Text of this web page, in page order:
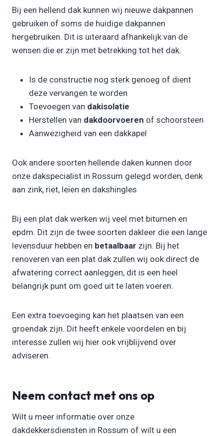
Bij een hellend dak kunnen wij nieuwe dakpannen
gebruiken of soms de huidige dakpannen
hergebruiken. Dit is uiteraard afhankelijk van de
wensen die er zijn met betrekking tot het dak.
Is de constructie nog sterk genoeg of dient
deze vervangen te worden
Toevoegen van dakisolatie
Herstellen van dakdoorvoeren of schoorsteen
Aanwezigheid van een dakkapel
Ook andere soorten hellende daken kunnen door
onze dakspecialist in Rossum gelegd worden, denk
aan zink, riet, leien en dakshingles
Bij een plat dak werken wij veel met bitumen en
epdm. Dit zijn de twee soorten dakleer die een lange
levensduur hebben en betaalbaar zijn. Bij het
renoveren van een plat dak zullen wij ook direct de
afwatering correct aanleggen, dit is een heel
belangrijk punt om goed uit te laten voeren.
Een extra toevoeging kan het plaatsen van een
groendak zijn. Dit heeft enkele voordelen en bij
interesse zullen wij hier ook vrijblijvend over
adviseren.
Neem contact met ons op
Wilt u meer informatie over onze
dakdekkersdiensten in Rossum of wilt u een